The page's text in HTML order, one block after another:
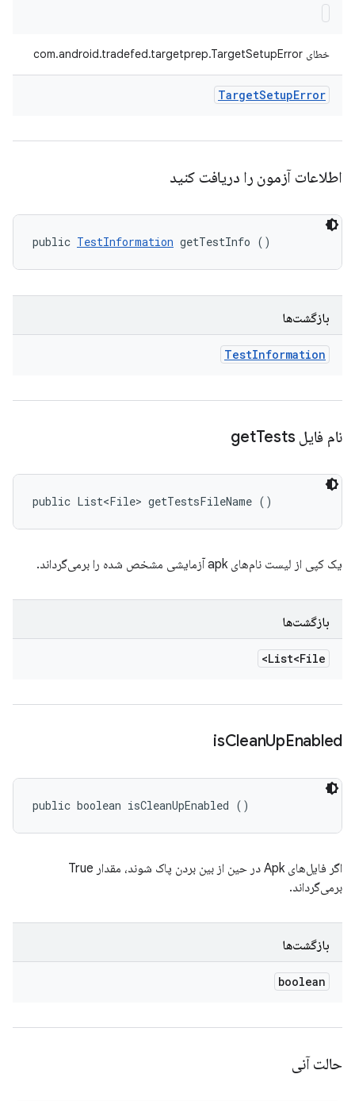
خطای com.android.tradefed.targetprep.TargetSetupError
TargetSetupError
اطلاعات آزمون را دریافت کنید
public TestInformation getTestInfo ()
بازگشت‌ها
TestInformation
نام فایل get Tests
public List<File> getTestsFileName ()
یک کپی از لیست نام‌های apk آزمایشی مشخص شده را برمی‌گرداند.
بازگشت‌ها
List<File>
isCleanUpEnabled
public boolean isCleanUpEnabled ()
اگر فایل‌های Apk در حین از بین بردن پاک شوند، مقدار True
برمی‌گرداند.
بازگشت‌ها
boolean
حالت آنی